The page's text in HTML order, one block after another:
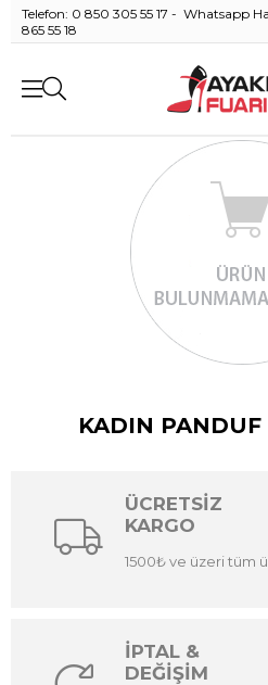
Telefon: 0 850 305 55 17 - Whatsapp
865 55 18
KADIN
ÜCRETSİZ
KARGO
1500₺ ve üzeri tüm
İPTAL &
DEĞİŞİM